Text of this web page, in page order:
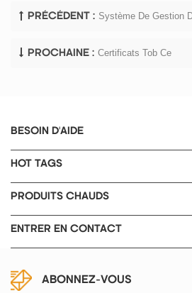
PRÉCÉDENT : Système De Gestion
PROCHAINE : Certificats Tob Ce
BESOIN D'AIDE
HOT TAGS
PRODUITS CHAUDS
ENTRER EN CONTACT
ABONNEZ-VOUS